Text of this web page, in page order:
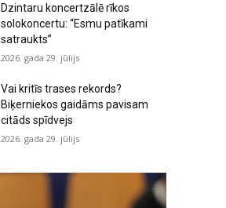
Dzintaru koncertzālē rīkos
solokoncertu: “Esmu patīkami
satraukts”
2026. gada 29. jūlijs
Vai kritīs trases rekords?
Biķerniekos gaidāms pavisam
citāds spīdvejs
2026. gada 29. jūlijs